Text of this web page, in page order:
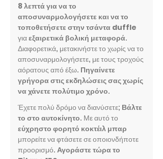
8 λεπτά για να το
αποσυναρμολογήσετε και να το
τοποθετήσετε στην τσάντα duffle
γιαεξαιρετικά βολική μεταφορά.
Διαφορετικά, μετακινήστε το χωρίς να το
αποσυναρμολογήσετε, με τους τροχούς
αόρατους από έξω. Πηγαίνετε
γρήγορα στις εκδηλώσεις σας χωρίς
να χάνετε πολύτιμο χρόνο.
Έχετε πολύ δρόμο να διανύσετε; Βάλτε
το στο αυτοκίνητο. Με αυτό το
εύχρηστο φορητό κοκτέιλ μπαρ
μπορείτε να φτάσετε σε οποιονδήποτε
προορισμό. Αγοράστε τώρα το